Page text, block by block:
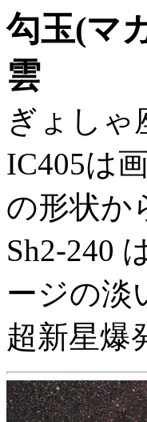
勾玉(マ
雲
ぎょしゃ
IC405は
の形状か
Sh2-240
ージの淡
超新星爆